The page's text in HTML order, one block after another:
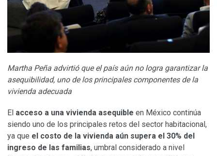
Martha Peña advirtió que el país aún no logra garantizar la
asequibilidad, uno de los principales componentes de la
vivienda adecuada
El acceso a una vivienda asequible en México continúa
siendo uno de los principales retos del sector habitacional,
ya que el costo de la vivienda aún supera el 30% del
ingreso de las familias, umbral considerado a nivel